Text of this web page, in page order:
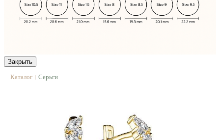
Закрыть
Каталог | Серьги